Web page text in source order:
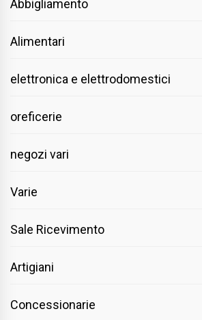
Abbigliamento
Alimentari
elettronica e elettrodomestici
oreficerie
negozi vari
Varie
Sale Ricevimento
Artigiani
Concessionarie